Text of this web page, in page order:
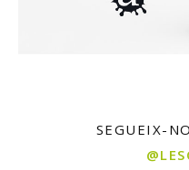
SEGUEIX-